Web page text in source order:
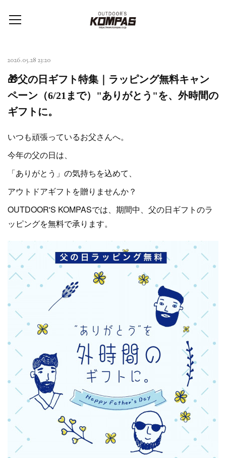
2026.05.28 23:20
🎁父の日ギフト特集｜ラッピング無料キャン
ペーン（6/21まで）"ありがとう"を、外時間の
ギフトに。
いつも頑張っているお父さんへ。
今年の父の日は、
「ありがとう」の気持ちを込めて、
アウトドアギフトを贈りませんか？
OUTDOOR'S KOMPASでは、期間中、父の日ギフトのラ
ッピングを無料で承ります。